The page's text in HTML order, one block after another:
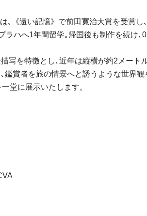
《遠い記憶》で前田寛治大賞を受賞
ハへ1年間留学｡帰国後も制作を続け
写を特徴とし､近年は縦横が約2メート
賞者を旅の情景へと誘うような世界観
堂に展示いたします。